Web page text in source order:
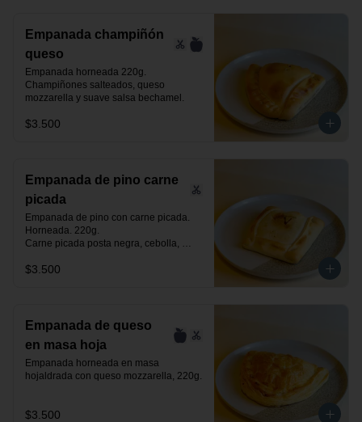
Empanada champiñón
queso
Empanada horneada 220g.
Champiñones salteados, queso
mozzarella y suave salsa bechamel.
$3.500
Empanada de pino carne
picada
Empanada de pino con carne picada.
Horneada. 220g.
Carne picada posta negra, cebolla,
especias.
$3.500
Empanada de queso
en masa hoja
Empanada horneada en masa
hojaldrada con queso mozzarella, 220g.
$3.500